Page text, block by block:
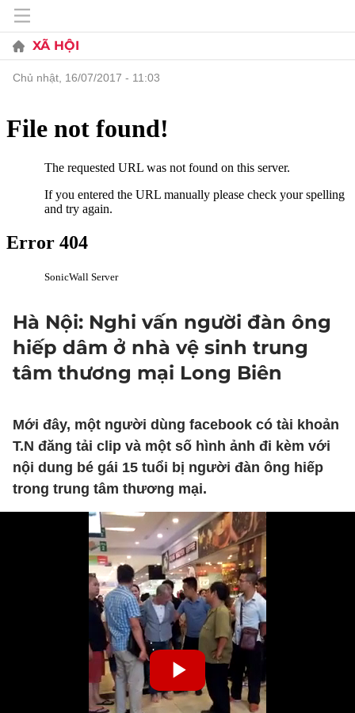
XÃ HỘI
chủ nhật, 16/07/2017 - 11:03
Hà Nội: Nghi vấn người đàn ông
hiếp dâm ở nhà vệ sinh trung
tâm thương mại Long Biên
Mới đây, một người dùng facebook có tài khoản
T.N đăng tải clip và một số hình ảnh đi kèm với
nội dung bé gái 15 tuổi bị người đàn ông hiếp
trong trung tâm thương mại.